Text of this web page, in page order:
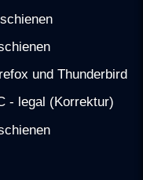
und Thunderbird
- legal (Korrektur)